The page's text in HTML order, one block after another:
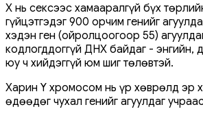
X нь сексээс хамааралгүй бүх
гүйцэтгэдэг 900 орчим генийг
хэдэн ген (ойролцоогоор 55)
кодлогддоггүй ДНХ байдаг - энгийн,
юу ч хийдэггүй юм шиг төлөвтэй.
Харин Y хромосом нь үр хөврөлд эр
өдөөдөг чухал генийг агуулдаг